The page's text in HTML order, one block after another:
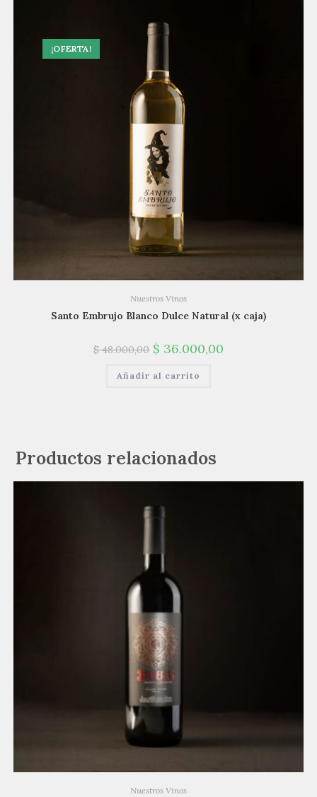
¡OFERTA!
Nuestros Vinos
Santo Embrujo Blanco Dulce Natural (x caja)
$48.000,00 $ 36.000,00
Añadir al carrito
Productos relacionados
Nuestros Vinos